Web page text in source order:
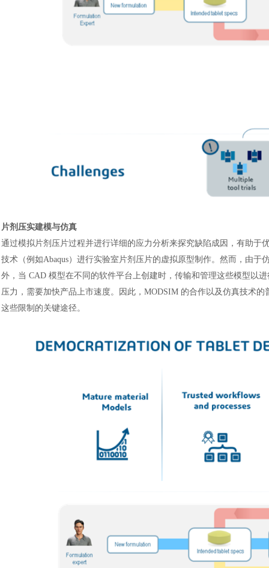
片剂压实建模与仿真
通过模拟片剂压片过程并进行详细的应力分析来探究缺陷成因，有助
技术（例如Abaqus）进行实验室片剂压片的虚拟原型制作。然而，由于
外，当 CAD 模型在不同的软件平台上创建时，传输和管理这些模型以
压力，需要加快产品上市速度。因此， MODSIM 的合作以及仿真技术的
这些限制的关键途径。
汽车交通